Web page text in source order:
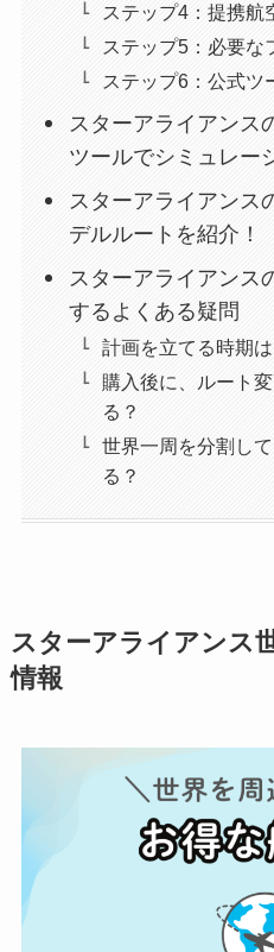
ステップ4：提携航
ステップ5：必要な
ステップ6：公式ツ
スターアライアンス
ツールでシミュレー
スターアライアンス
デルルートを紹介！
スターアライアンス
するよくある疑問
計画を立てる時期は
購入後に、ルート
る？
世界一周を分割し
る？
スターアライアンス
情報